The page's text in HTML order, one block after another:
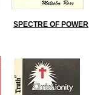
SPECTRE OF POWER